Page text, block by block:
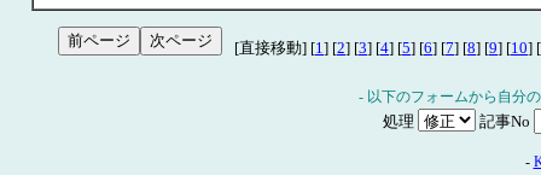
[直接移動] [1 ] [2] [3] [4] [5] [6] [7] [8] [9] [10] [
- 以下のフォームから自分
処理 記事No
-